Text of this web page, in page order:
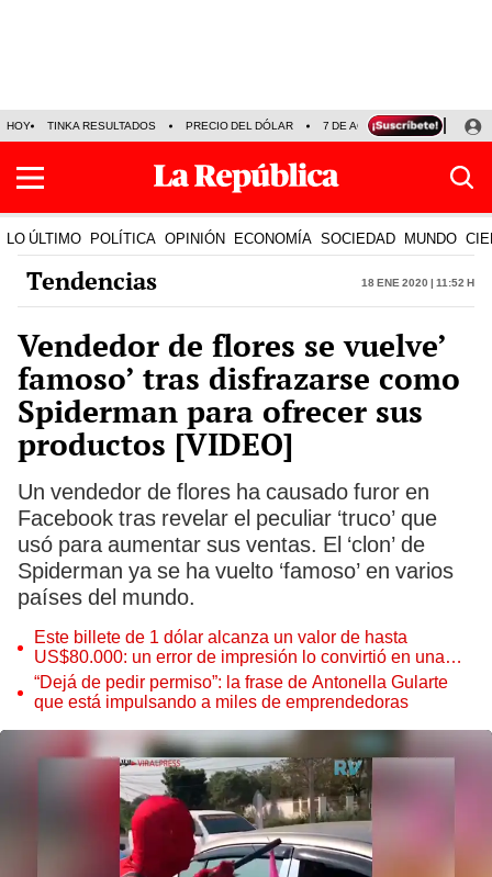
HOY TINKA RESULTADOS PRECIO DEL DÓLAR 7 DE AGOSTO OLLANTA
LO ÚLTIMO POLÍTICA OPINIÓN ECONOMÍA SOCIEDAD MUNDO
Tendencias 18 Ene 2020 | 11:52 h
Vendedor de flores se vuelve’
famoso’ tras disfrazarse como
Spiderman para ofrecer sus
productos [VIDEO]
Un vendedor de flores ha causado furor en
Facebook tras revelar el peculiar ‘truco’ que
usó para aumentar sus ventas. El ‘clon’ de
Spiderman ya se ha vuelto ‘famoso’ en varios
países del mundo.
Este billete de 1 dólar alcanza un valor de hasta
US$80.000: un error de impresión lo convirtió en una
pieza única que hoy buscan coleccionistas de todo el
mundo
“Dejá de pedir permiso”: la frase de Antonella Gularte
que está impulsando a miles de emprendedoras